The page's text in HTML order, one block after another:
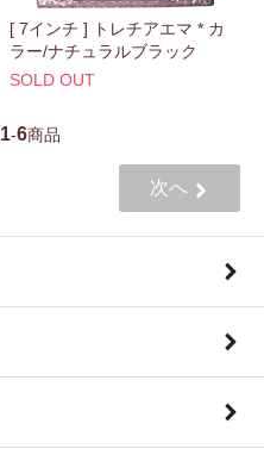
[ 7インチ ] トレチアエマ * カ
ラー/ナチュラルブラック
SOLD OUT
1-6商品
次へ